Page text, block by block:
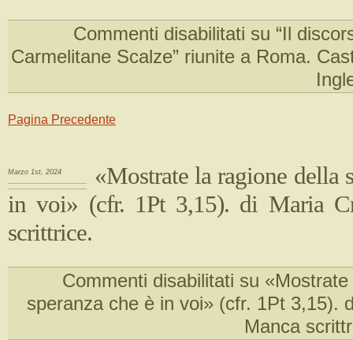
Commenti disabilitati su “Il
Carmelitane Scalze” riunite a Roma.
Pagina Precedente
Marzo 1st, 2024
«Mostrate la ragione della
in voi» (cfr. 1Pt 3,15). di Maria
scrittrice.
Commenti disabilitati su
speranza che è in voi» (cfr. 1Pt 3,15).
Manca